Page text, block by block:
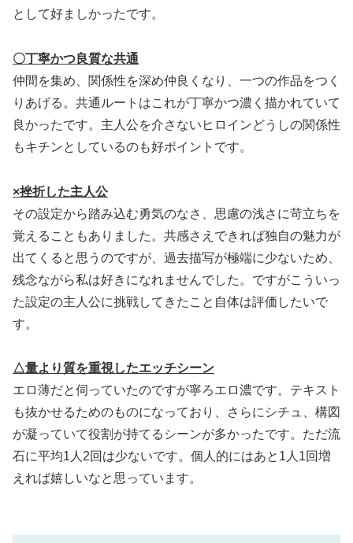
として好ましかったです。
〇丁寧かつ良質な共通
仲間を集め、関係性を深め仲良くなり、一つの作品をつく
りあげる。共通ルートはこれが丁寧かつ濃く描かれていて
良かったです。主人公を介さないヒロインどうしの関係性
もキチンとしているのも好ポイントです。
×挫折した主人公
その設定から踏み込む勇気のなさ、思慮の浅さに苛立ちを
覚えることもありました。共感さえできれば独自の魅力が
出てくると思うのですが、過去描写が極端に少ないため、
残念ながら私は好きになれませんでした。ですがこういっ
た設定の主人公に挑戦してきたこと自体は評価したいで
す。
△量より質を重視したエッチシーン
エロ薄だと伺っていたのですが寧ろエロ濃です。テキスト
も抜かせるためのものになっており、さらにシチュ、構図
が凝っていて役割が持てるシーンが多かったです。ただ流
石に平均1人2回は少ないです。個人的にはあと1人1回増
えれば嬉しいなと思っています。